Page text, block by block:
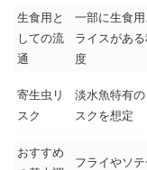
生食用と
しての流
通
一部に生食用
ライスがある
度
寄生虫リ
スク
淡水魚特有の
スクを想定
おすすめ
フライやソテ